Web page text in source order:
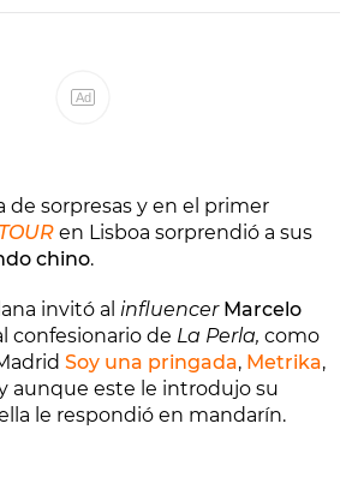
Ad
de sorpresas y en el primer
en Lisboa sorprendió a sus
chino.
invitó al influencer Marcelo
confesionario de La Perla, como
Soy una pringada, Metrika,
aunque este le introdujo su
le respondió en mandarín.